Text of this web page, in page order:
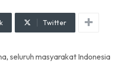
Twitter
seluruh masyarakat Indonesia